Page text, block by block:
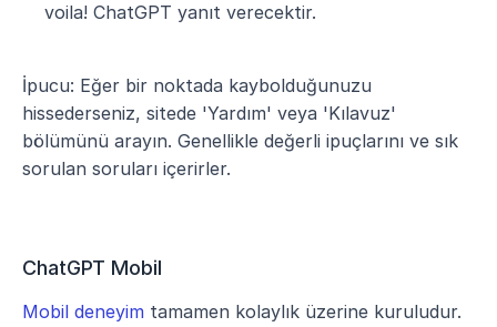
voila! ChatGPT yanıt verecektir.
İpucu: Eğer bir noktada kaybolduğunuzu
hissederseniz, sitede 'Yardım' veya 'Kılavuz'
bölümünü arayın. Genellikle değerli ipuçlarını ve sık
sorulan soruları içerirler.
ChatGPT Mobil
Mobil deneyim tamamen kolaylık üzerine kuruludur.